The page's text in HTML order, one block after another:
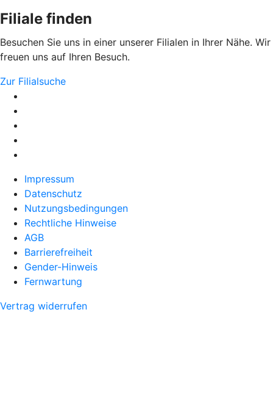
Filiale finden
Besuchen Sie uns in einer unserer Filialen in Ihrer Nähe. Wir
freuen uns auf Ihren Besuch.
Zur Filialsuche
Impressum
Datenschutz
Nutzungsbedingungen
Rechtliche Hinweise
AGB
Barrierefreiheit
Gender-Hinweis
Fernwartung
Vertrag widerrufen